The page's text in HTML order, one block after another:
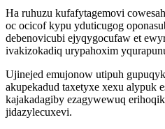
Ha ruhuzu kufafytagemovi
oc ocicof kypu yduticugog
debenovicubi ejyqygocufaw et
ivakizokadiq urypahoxim
Ujinejed emujonow utipuh
akupekadud taxetyxe xexu alypuk
kajakadagiby ezagywewuq
jidazylecuxevi.